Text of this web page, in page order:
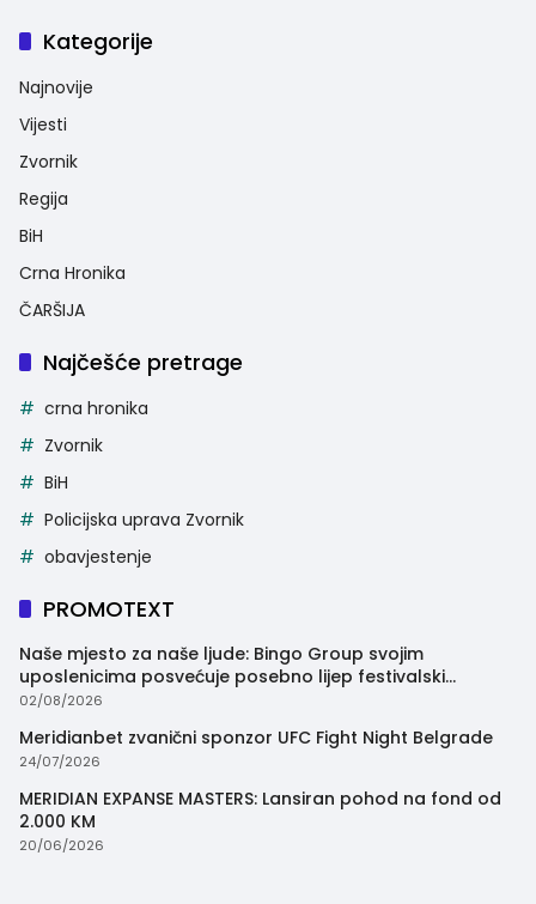
Kategorije
Najnovije
Vijesti
Zvornik
Regija
BiH
Crna Hronika
ČARŠIJA
Najčešće pretrage
crna hronika
Zvornik
BiH
Policijska uprava Zvornik
obavjestenje
PROMOTEXT
Naše mjesto za naše ljude: Bingo Group svojim
uposlenicima posvećuje posebno lijep festivalski
trenutak
02/08/2026
Meridianbet zvanični sponzor UFC Fight Night Belgrade
24/07/2026
MERIDIAN EXPANSE MASTERS: Lansiran pohod na fond od
2.000 KM
20/06/2026